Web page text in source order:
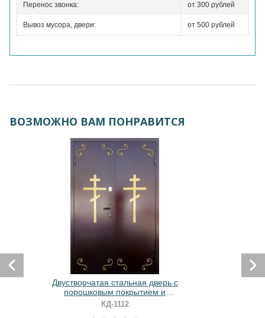
Перенос звонка: от 300 рублей
Вывоз мусора, двери: от 500 рублей
ВОЗМОЖНО ВАМ ПОНРАВИТСЯ
Двустворчатая стальная дверь с
порошковым покрытием и
элементами ковки для церкви
КД-1112